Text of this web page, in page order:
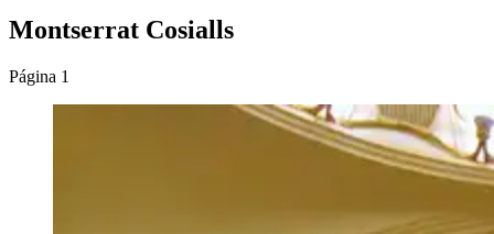
Montserrat Cosialls
Página 1